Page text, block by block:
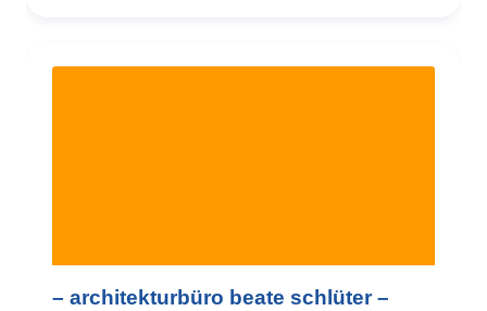
– architekturbüro beate schlüter –